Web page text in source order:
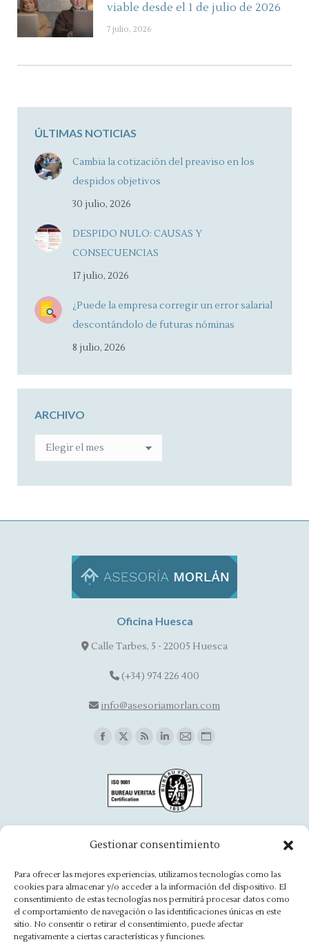
Gestionar consentimiento
Para ofrecer las mejores experiencias, utilizamos tecnologías como las
cookies para almacenar y/o acceder a la información del dispositivo. El
consentimiento de estas tecnologías nos permitirá procesar datos como
el comportamiento de navegación o las identificaciones únicas en este
sitio. No consentir o retirar el consentimiento, puede afectar
negativamente a ciertas características y funciones.
viable desde el 1 de julio de 2026
7 julio, 2026
ÚLTIMAS NOTICIAS
Cambia la cotización del preaviso en los
despidos objetivos
30 julio, 2026
DESPIDO NULO: CAUSAS Y
CONSECUENCIAS
17 julio, 2026
¿Puede la empresa corregir un error salarial
descontándolo de futuras nóminas
8 julio, 2026
ARCHIVO
ARCHIVO
Oficina Huesca
Calle Tarbes, 5 - 22005 Huesca
(+34) 974 226 400
info@asesoriamorlan.com
Facebook
opens
X
opens
in
opens
in
Linkedin
opens
in
new
Mail
opens
in
Website
(+34) 974 500 949
ainsa@asesoriamorlan.com